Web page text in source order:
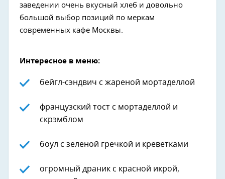
заведении очень вкусный хлеб и довольно
большой выбор позиций по меркам
современных кафе Москвы.
Интересное в меню:
бейгл-сэндвич с жареной мортаделлой
французский тост с мортаделлой и
скрэмблом
боул с зеленой гречкой и креветками
огромный драник с красной икрой,